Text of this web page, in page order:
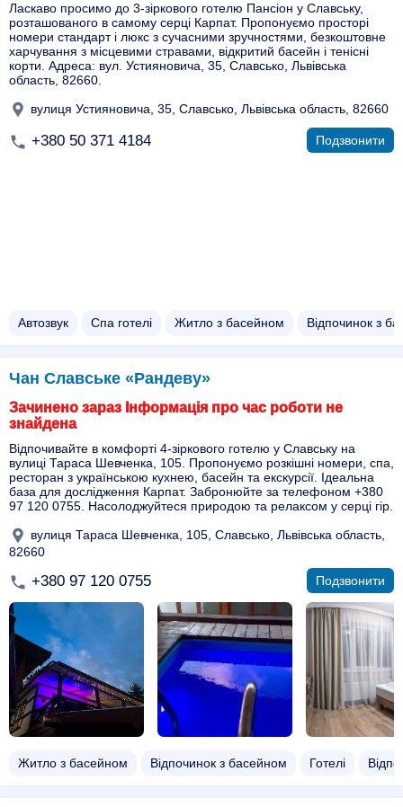
Ласкаво просимо до 3-зіркового готелю Пансіон у Славську,
розташованого в самому серці Карпат. Пропонуємо просторі
номери стандарт і люкс з сучасними зручностями, безкоштовне
харчування з місцевими стравами, відкритий басейн і тенісні
корти. Адреса: вул. Устияновича, 35, Славсько, Львівська
область, 82660.
вулиця Устияновича, 35, Славсько, Львівська область, 82660
+380 50 371 4184 Подзвонити
Автозвук Спа готелі Житло з басейном​ Відпочинок з
Чан Славське «Рандеву»
Зачинено зараз Інформація про час роботи не
знайдена
Відпочивайте в комфорті 4-зіркового готелю у Славську на
вулиці Тараса Шевченка, 105. Пропонуємо розкішні номери, спа,
ресторан з українською кухнею, басейн та екскурсії. Ідеальна
база для дослідження Карпат. Забронюйте за телефоном +380
97 120 0755. Насолоджуйтеся природою та релаксом у серці гір.
вулиця Тараса Шевченка, 105, Славсько, Львівська область,
82660
+380 97 120 0755 Подзвонити
Житло з басейном​ Відпочинок з басейном​ Готелі